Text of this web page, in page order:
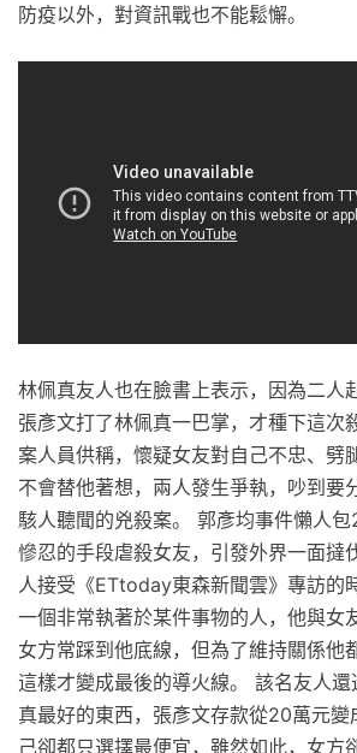
防疫以外，對資訊戰也不能鬆懈。
林佩真友人也在臉書上表示，因為二人
張彥文打了林佩真一巴掌，才種下這次
案人員供稱，懷疑女友對自己不忠、劈
不會替他著想，兩人發生爭執，吵到要
駭人聽聞的兇殺案。 郭彥均事件懶人
慘忍的手段虐殺女友，引發外界一面撻
人接受《ETtoday東森新聞雲》專訪的
一個非常執著於某件事物的人，他與女
女方常踩到他底線，但為了維持關係他
這樣才變成最後的導火線。 該名友人
真最好的東西，張彥文存款從20萬元變
己卻都只選擇最便宜，雖然如此，女方